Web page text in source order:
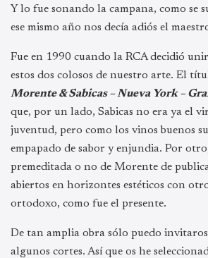
Y lo fue sonando la campana, como se
ese mismo año nos decía adiós el
Fue en 1990 cuando la RCA decidió
estos dos colosos de nuestro arte. El
Morente & Sabicas – Nueva York –
que, por un lado, Sabicas no era ya el
juventud, pero como los vinos buenos
empapado de sabor y enjundia. Por
premeditada o no de Morente de
abiertos en horizontes estéticos con
ortodoxo, como fue el presente.
De tan amplia obra sólo puedo invitaros
algunos cortes. Así que os he